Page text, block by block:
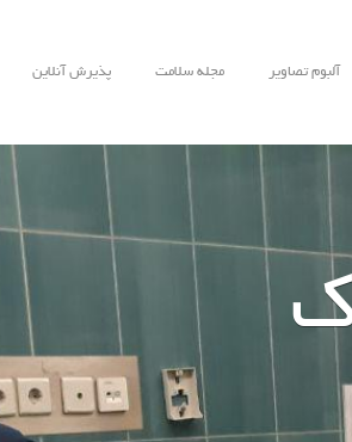
آلبوم تصاویر مجله سلامت پذیرش آنلاین